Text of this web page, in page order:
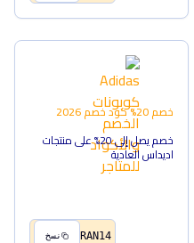
خصم 20% كود خصم2026
خصم يصل إلى 20% على منتجات
اديداس العادية
RAN14 نسخ